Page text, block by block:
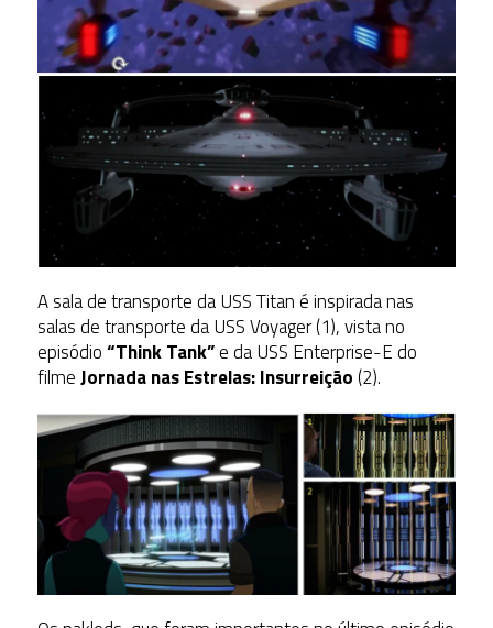
A sala de transporte da USS Titan é inspirada nas
salas de transporte da USS Voyager (1), vista no
episódio“Think Tank”e da USS Enterprise-E do
filmeJornada nas Estrelas: Insurreição (2).